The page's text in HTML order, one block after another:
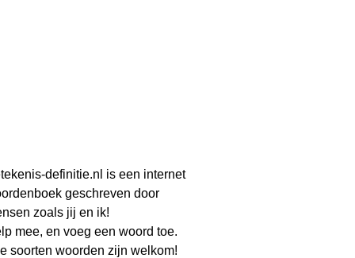
definitie.nl is een internet
geschreven door
zoals jij en ik!
mee, en voeg een woord toe.
soorten woorden zijn welkom!